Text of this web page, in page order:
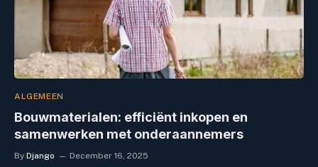
ALGEMEEN
Bouwmaterialen: efficiënt inkopen en
samenwerken met onderaannemers
By Django December 16, 2025